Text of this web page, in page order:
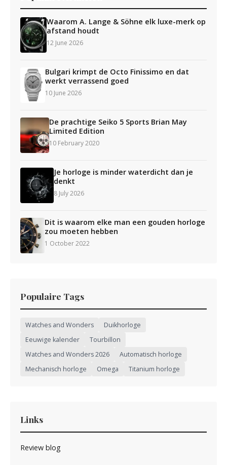
Waarom A. Lange & Söhne elk luxe-merk op
afstand houdt
12 June 2026
Bulgari krimpt de Octo Finissimo en dat
werkt verrassend goed
10 June 2026
De prachtige Seiko 5 Sports Brian May
Limited Edition
10 February 2020
Je horloge is minder waterdicht dan je
denkt
8 July 2026
Dit is waarom elke man een gouden horloge
zou moeten hebben
1 October 2022
Populaire Tags
Watches and Wonders
Duikhorloge
Eeuwige kalender
Tourbillon
Watches and Wonders 2026
Automatisch horloge
Mechanisch horloge
Omega Titanium horloge
Links
Review blog